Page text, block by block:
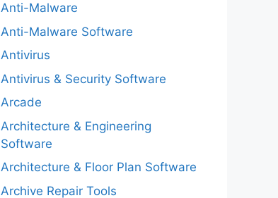
Anti-Malware
Anti-Malware Software
Antivirus
Antivirus & Security Software
Arcade
Architecture & Engineering
Software
Architecture & Floor Plan Software
Archive Repair Tools